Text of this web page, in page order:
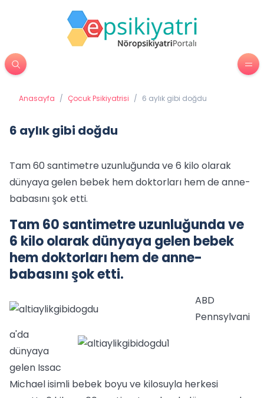
Anasayfa / Çocuk Psikiyatrisi / 6 aylık gibi doğdu
6 aylık gibi doğdu
Tam 60 santimetre uzunluğunda ve 6 kilo olarak
dünyaya gelen bebek hem doktorları hem de anne-
babasını şok etti.
Tam 60 santimetre uzunluğunda ve
6 kilo olarak dünyaya gelen bebek
hem doktorları hem de anne-
babasını şok etti.
ABD
Pennsylvani
a'da
dünyaya
gelen Issac
Michael isimli bebek boyu ve kilosuyla herkesi